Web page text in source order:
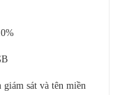
giám sát và tên miền